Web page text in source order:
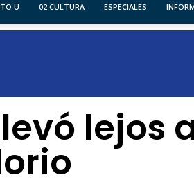
U 02 CULTURA ESPECIALES
lejos